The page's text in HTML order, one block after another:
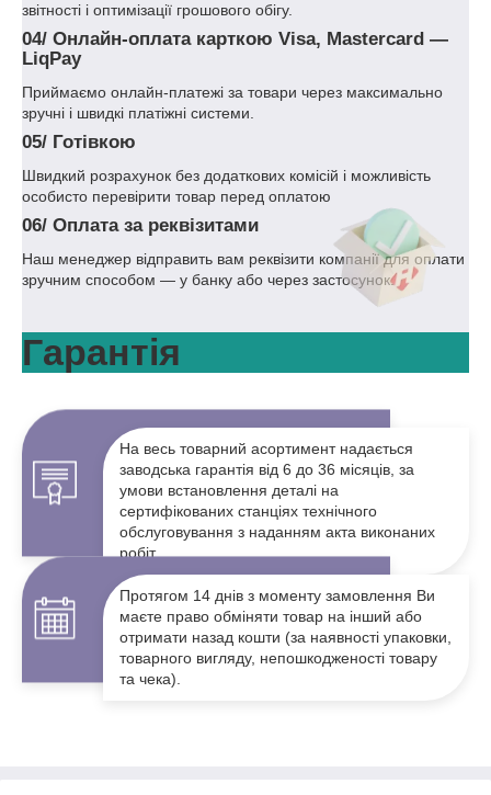
звітності і оптимізації грошового обігу.
04/ Онлайн-оплата карткою Visa, Mastercard —
LiqPay
Приймаємо онлайн-платежі за товари через максимально
зручні і швидкі платіжні системи.
05/ Готівкою
Швидкий розрахунок без додаткових комісій і можливість
особисто перевірити товар перед оплатою
06/ Оплата за реквізитами
Наш менеджер відправить вам реквізити компанії для оплати
зручним способом — у банку або через застосунок.
Гарантія
На весь товарний асортимент надається
заводська гарантія від 6 до 36 місяців, за
умови встановлення деталі на
сертифікованих станціях технічного
обслуговування з наданням акта виконаних
робіт.
Протягом 14 днів з моменту замовлення Ви
маєте право обміняти товар на інший або
отримати назад кошти (за наявності упаковки,
товарного вигляду, непошкодженості товару
та чека).